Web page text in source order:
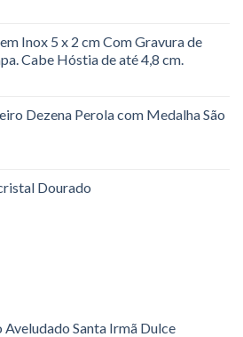
Inox 5 x 2 cm Com Gravura de
Cabe Hóstia de até 4,8 cm.
Dezena Perola com Medalha São
Dourado
Aveludado Santa Irmã Dulce